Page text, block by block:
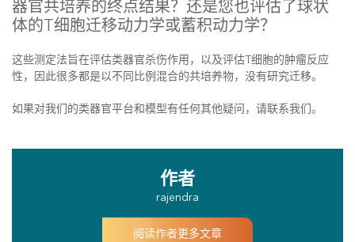
器官共培养的终点结果？还是您也评估了球状
体的T细胞迁移动力学或蓄积动力学？
这些测定法旨在评估类器官杀伤作用，以及评估T细胞的肿瘤反应
性，因此很多都是以不同比例混合的共培养物，没有研究迁移。
如果对我们的类器官平台和模型有任何其他疑问，请联系我们。
作者
rajendra
阅读作者更多文章